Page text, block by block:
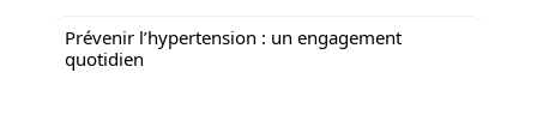
Prévenir l’hypertension : un engagement
quotidien